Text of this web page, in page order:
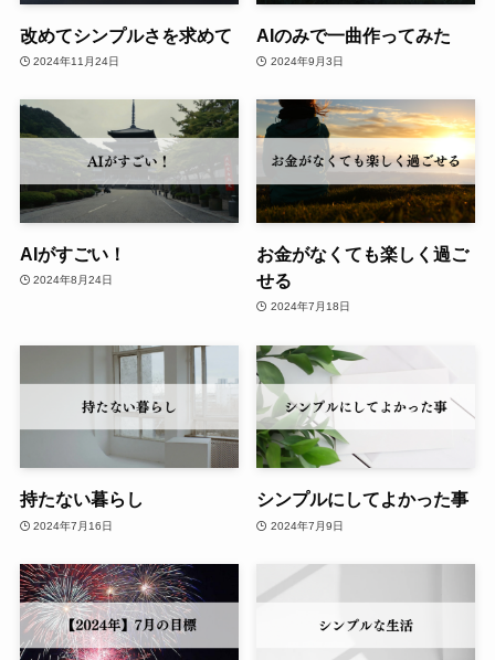
改めてシンプルさを求めて
2024年11月24日
AIのみで一曲作ってみた
2024年9月3日
AIがすごい！
2024年8月24日
お金がなくても楽しく過ご
せる
2024年7月18日
持たない暮らし
2024年7月16日
シンプルにしてよかった事
2024年7月9日